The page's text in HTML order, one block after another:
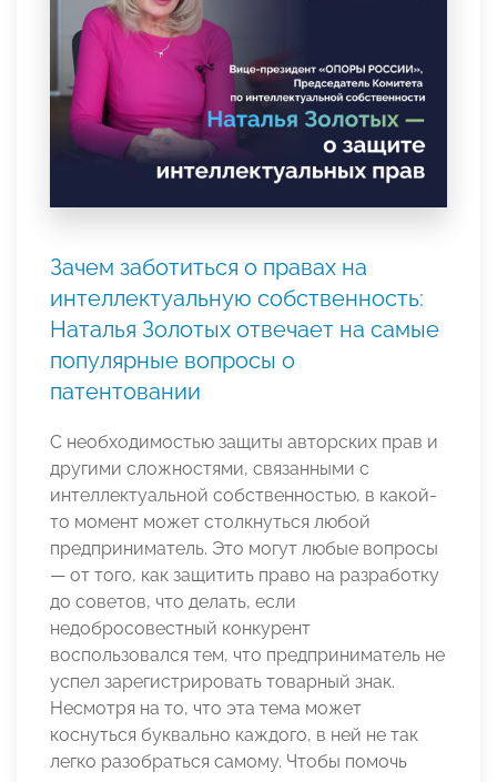
Зачем заботиться о правах на
интеллектуальную собственность:
Наталья Золотых отвечает на самые
популярные вопросы о
патентовании
С необходимостью защиты авторских прав и
другими сложностями, связанными с
интеллектуальной собственностью, в какой-
то момент может столкнуться любой
предприниматель. Это могут любые вопросы
— от того, как защитить право на разработку
до советов, что делать, если
недобросовестный конкурент
воспользовался тем, что предприниматель не
успел зарегистрировать товарный знак.
Несмотря на то, что эта тема может
коснуться буквально каждого, в ней не так
легко разобраться самому. Чтобы помочь